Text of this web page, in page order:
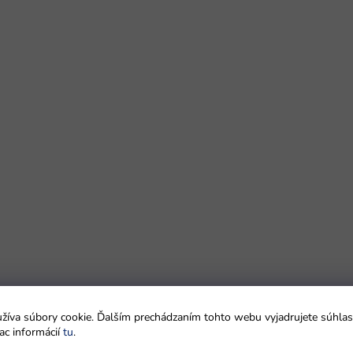
súbory cookie. Ďalším prechádzaním tohto webu vyjadrujete
informáciítu.